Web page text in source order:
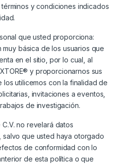
términos y condiciones indicados
que usted proporciona:
básica de los usuarios que
en el sitio, por lo cual, al
y proporcionarnos sus
utilicemos con la finalidad de
invitaciones a eventos,
de investigación.
no revelará datos
que usted haya otorgado
de conformidad con lo
de esta política o que